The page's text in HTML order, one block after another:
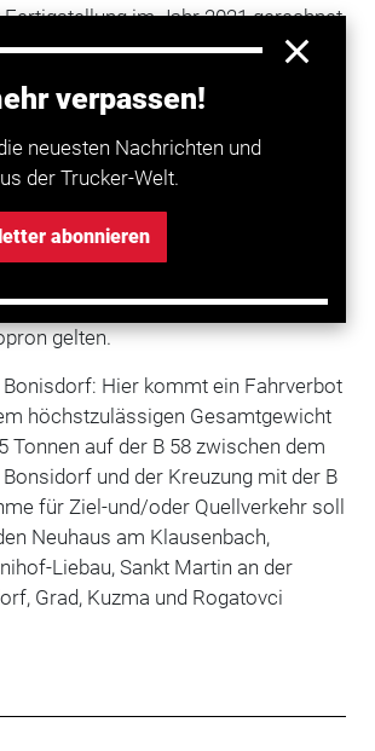
verpassen!
neuesten Nachrichten und
der Trucker-Welt.
abonnieren
im Jahr 2021 gerechnet
für Ziel- und/oder Quellverkehr
und den Kreis Sopron gelten.
Deutschkreutz: Hier kommt ein
mit einem höchstzulässigen
von mehr als 7,5 Tonnen auf der B 62
S 31/B 62 bis zum Grenzübergang
für den Bezirk Oberpullendorf sowie
gelten.
Bonisdorf: Hier kommt ein Fahrverbot
höchstzulässigen Gesamtgewicht
Tonnen auf der B 58 zwischen dem
und der Kreuzung mit der B
für Ziel-und/oder Quellverkehr soll
Neuhaus am Klausenbach,
Liebau, Sankt Martin an der
Grad, Kuzma und Rogatovci